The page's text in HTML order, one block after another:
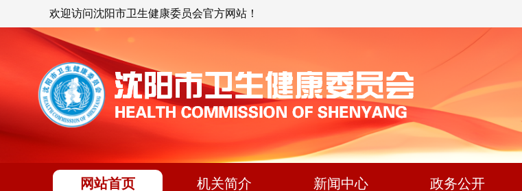
欢迎访问沈阳市卫生健康委员会官方网站！
网站首页 机关简介 新闻中心 政务公开